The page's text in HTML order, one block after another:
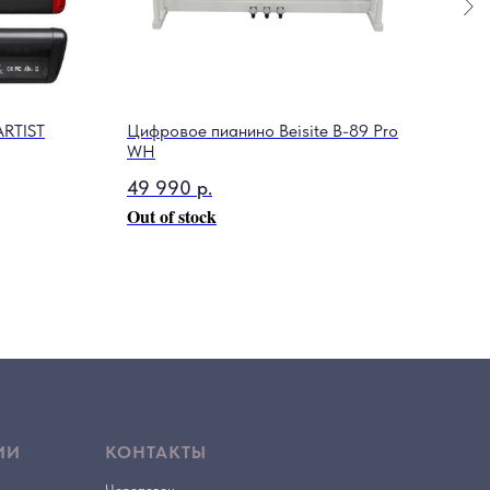
Цифровое пианино Beisite B-89 Pro
WH
49 990 р.
Out of stock
КОНТАКТЫ